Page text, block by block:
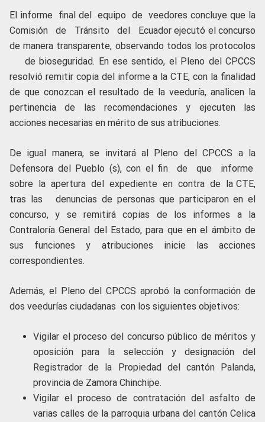
El informe final del equipo de veedores concluye que la
Comisión de Tránsito del Ecuador ejecutó el concurso
de manera transparente, observando todos los protocolos
de bioseguridad. En ese sentido, el Pleno del CPCCS
resolvió remitir copia del informe a la CTE, con la finalidad
de que conozcan el resultado de la veeduría, analicen la
pertinencia de las recomendaciones y ejecuten las
acciones necesarias en mérito de sus atribuciones.
De igual manera, se invitará al Pleno del CPCCS a la
Defensora del Pueblo (s), con el fin de que informe
sobre la apertura del expediente en contra de la CTE,
tras las denuncias de personas que participaron en el
concurso, y se remitirá copias de los informes a la
Contraloría General del Estado, para que en el ámbito de
sus funciones y atribuciones inicie las acciones
correspondientes.
Además, el Pleno del CPCCS aprobó la conformación de
dos veedurías ciudadanas con los siguientes objetivos:
Vigilar el proceso del concurso público de méritos y
oposición para la selección y designación del
Registrador de la Propiedad del cantón Palanda,
provincia de Zamora Chinchipe.
Vigilar el proceso de contratación del asfalto de
varias calles de la parroquia urbana del cantón Celica